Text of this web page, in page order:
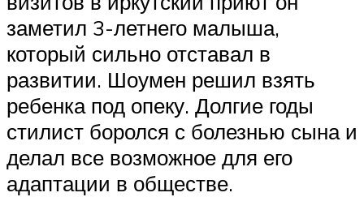
заметил 3-летнего малыша,
который сильно отставал в
развитии. Шоумен решил взять
ребенка под опеку. Долгие годы
стилист боролся с болезнью сына и
делал все возможное для его
адаптации в обществе.